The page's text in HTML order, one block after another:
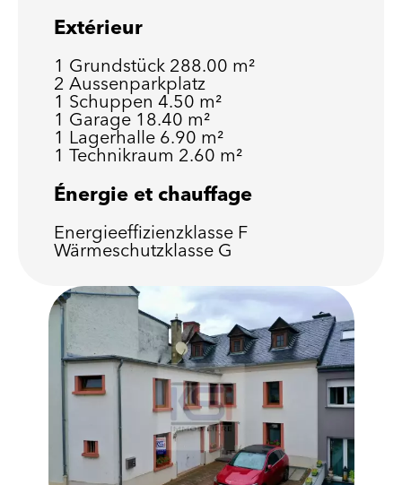
Extérieur
1 Grundstück 288.00 m²
2 Aussenparkplatz
1 Schuppen 4.50 m²
1 Garage 18.40 m²
1 Lagerhalle 6.90 m²
1 Technikraum 2.60 m²
Énergie et chauffage
Energieeffizienzklasse F
Wärmeschutzklasse G